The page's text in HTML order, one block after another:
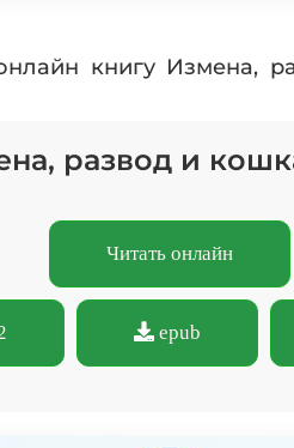
книгу Измена,
развод и
Читать онлайн
epub